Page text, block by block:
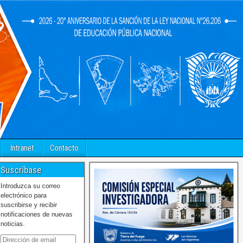
Intranet Contacto
Suscríbase
Introduzca su correo
electrónico para
suscribirse y recibir
notificaciones de nuevas
noticias.